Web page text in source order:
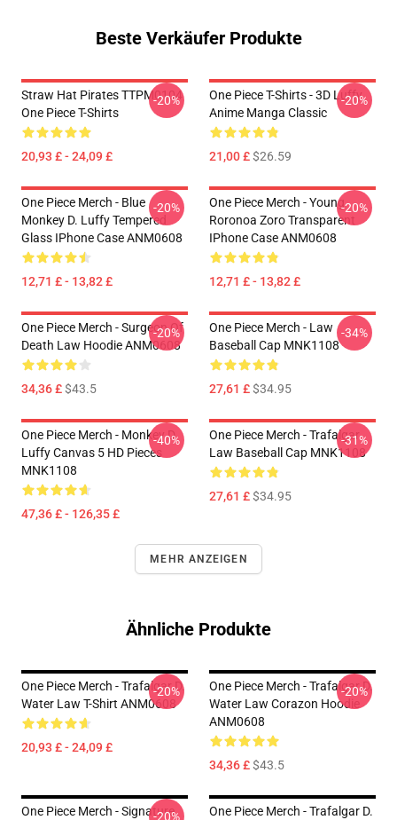
Beste Verkäufer Produkte
Straw Hat Pirates TTPM0104
One Piece T-Shirts
20,93 £ - 24,09 £
-20%
One Piece T-Shirts - 3D Luffy
Anime Manga Classic
21,00 £$26.59
-20%
One Piece Merch - Blue
Monkey D. Luffy Tempered
Glass IPhone Case ANM0608
12,71 £ - 13,82 £
-20%
One Piece Merch - Young
Roronoa Zoro Transparent
IPhone Case ANM0608
12,71 £ - 13,82 £
-20%
One Piece Merch - Surgeon Of
Death Law Hoodie ANM0608
34,36 £$43.5
-20%
One Piece Merch - Law
Baseball Cap MNK1108
27,61 £$34.95
-34%
One Piece Merch - Monkey D.
Luffy Canvas 5 HD Pieces
MNK1108
47,36 £ - 126,35 £
-40%
One Piece Merch - Trafalgar
Law Baseball Cap MNK1108
27,61 £$34.95
-31%
MEHR ANZEIGEN
Ähnliche Produkte
One Piece Merch - Trafalgar D.
Water Law T-Shirt ANM0608
20,93 £ - 24,09 £
-20%
One Piece Merch - Trafalgar D.
Water Law Corazon Hoodie
ANM0608
34,36 £$43.5
-20%
One Piece Merch - Signature
-20%
One Piece Merch - Trafalgar D.